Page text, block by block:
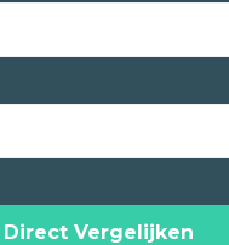
Direct Vergelijken